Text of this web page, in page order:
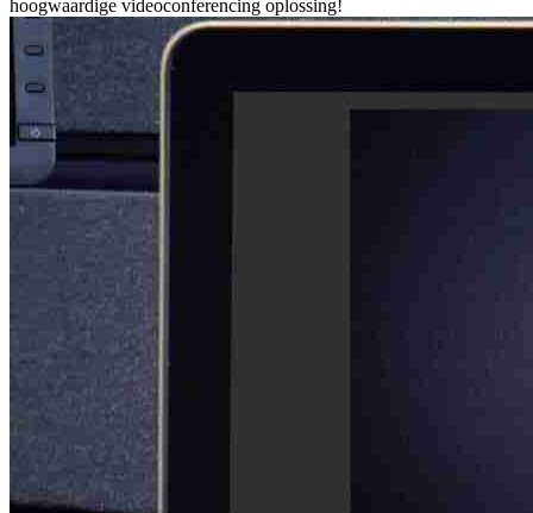
hoogwaardige videoconferencing oplossing!